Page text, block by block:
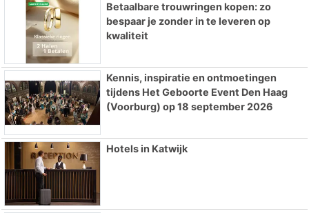
Betaalbare trouwringen kopen: zo
bespaar je zonder in te leveren op
kwaliteit
Kennis, inspiratie en ontmoetingen
tijdens Het Geboorte Event Den Haag
(Voorburg) op 18 september 2026
Hotels in Katwijk